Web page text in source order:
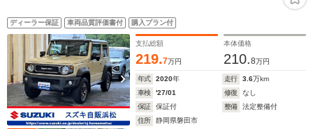
ディーラー保証 車両品質評価書付 購入プラン付
支払総額
219.7万円
本体価格
210.8万円
年式 2020年 走行 3.6万km
車検
'27/01 修復
なし
保証
保証付 整備
法定整備付
住所
静岡県磐田市